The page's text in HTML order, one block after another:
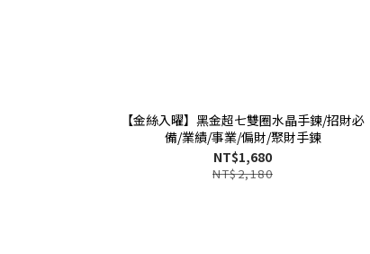
【金絲入曜】黑金超七雙圈水晶手鍊/招財必
備/業績/事業/偏財/聚財手鍊
NT$1,680
NT$2,180